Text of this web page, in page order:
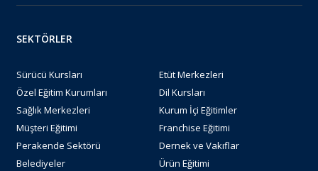
SEKTÖRLER
Sürücü Kursları
Etüt Merkezleri
Özel Eğitim Kurumları
Dil Kursları
Sağlık Merkezleri
Kurum İçi Eğitimler
Müşteri Eğitimi
Franchise Eğitimi
Perakende Sektörü
Dernek ve Vakıflar
Belediyeler
Ürün Eğitimi